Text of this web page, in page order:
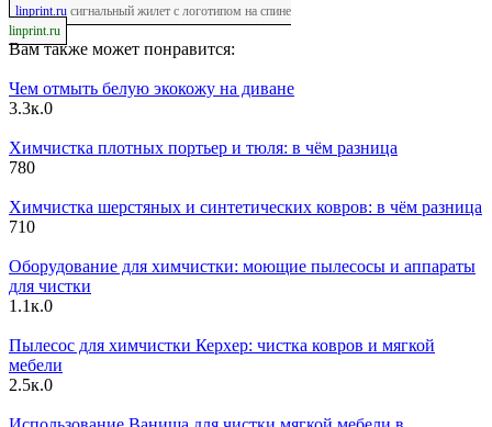
linprint.ru сигнальный жилет с логотипом на спине
linprint.ru
Вам также может понравится:
Чем отмыть белую экокожу на диване
3.3к.0
Химчистка плотных портьер и тюля: в чём разница
780
Химчистка шерстяных и синтетических ковров: в чём разница
710
Оборудование для химчистки: моющие пылесосы и аппараты
для чистки
1.1к.0
Пылесос для химчистки Керхер: чистка ковров и мягкой
мебели
2.5к.0